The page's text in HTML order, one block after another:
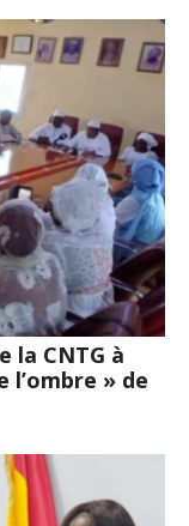
la CNTG à
l’ombre » de